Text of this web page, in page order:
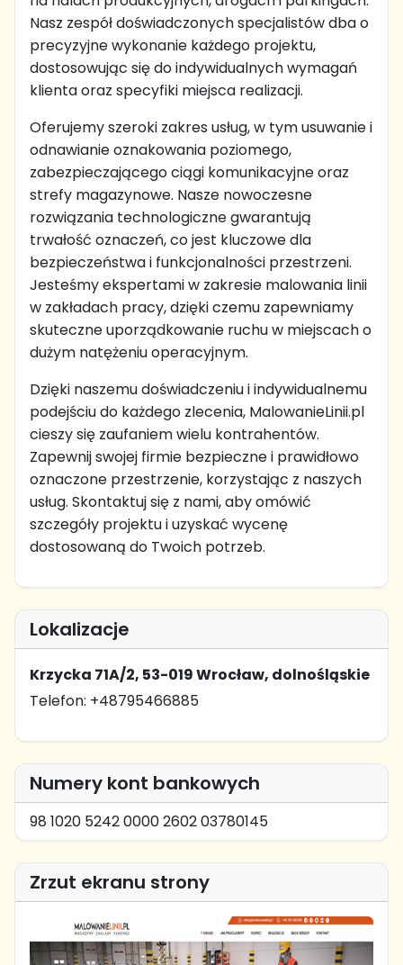
Nasz zespół doświadczonych specjalistów dba o
precyzyjne wykonanie każdego projektu,
dostosowując się do indywidualnych wymagań
klienta oraz specyfiki miejsca realizacji.
Oferujemy szeroki zakres usług, w tym usuwanie i
odnawianie oznakowania poziomego,
zabezpieczającego ciągi komunikacyjne oraz
strefy magazynowe. Nasze nowoczesne
rozwiązania technologiczne gwarantują
trwałość oznaczeń, co jest kluczowe dla
bezpieczeństwa i funkcjonalności przestrzeni.
Jesteśmy ekspertami w zakresie malowania linii
w zakładach pracy, dzięki czemu zapewniamy
skuteczne uporządkowanie ruchu w miejscach o
dużym natężeniu operacyjnym.
Dzięki naszemu doświadczeniu i indywidualnemu
podejściu do każdego zlecenia, MalowanieLinii.pl
cieszy się zaufaniem wielu kontrahentów.
Zapewnij swojej firmie bezpieczne i prawidłowo
oznaczone przestrzenie, korzystając z naszych
usług. Skontaktuj się z nami, aby omówić
szczegóły projektu i uzyskać wycenę
dostosowaną do Twoich potrzeb.
Lokalizacje
Krzycka 71A/2, 53-019 Wrocław, dolnośląskie
Telefon: +48795466885
Numery kont bankowych
98 1020 5242 0000 2602 03780145
Zrzut ekranu strony